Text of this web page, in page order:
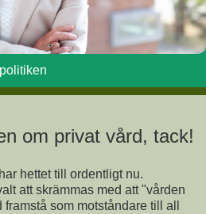
om privat vård, tack!
hettet till ordentligt nu.
att skrämmas med att "vården
som motståndare till all